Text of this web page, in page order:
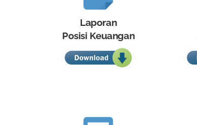
Laporan
Posisi Keuangan